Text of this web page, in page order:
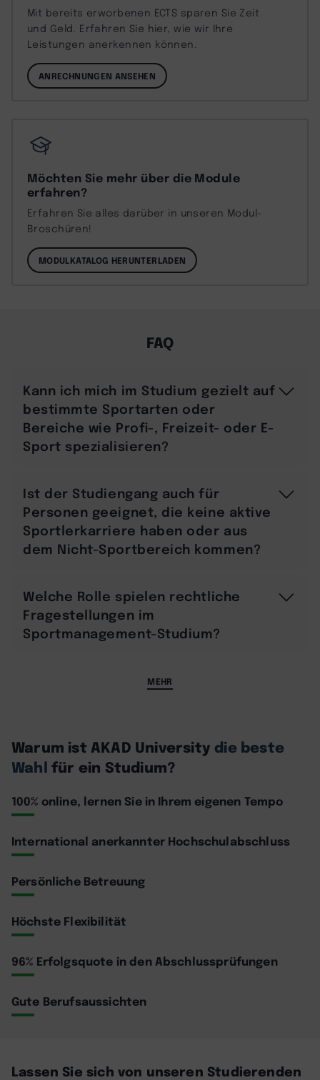
Mit bereits erworbenen ECTS sparen Sie Zeit
und Geld. Erfahren Sie hier, wie wir Ihre
Leistungen anerkennen können.
ANRECHNUNGEN ANSEHEN
Möchten Sie mehr über die Module
erfahren?
Erfahren Sie alles darüber in unseren Modul-
Broschüren!
MODULKATALOG HERUNTERLADEN
FAQ
Kann ich mich im Studium gezielt auf
bestimmte Sportarten oder
Bereiche wie Profi-, Freizeit- oder E-
Sport spezialisieren?
Ist der Studiengang auch für
Personen geeignet, die keine aktive
Sportlerkarriere haben oder aus
dem Nicht-Sportbereich kommen?
Welche Rolle spielen rechtliche
Fragestellungen im
Sportmanagement-Studium?
MEHR
Warum ist AKAD Universitydie beste
Wahl für ein Studium?
100% online, lernen Sie in Ihrem eigenen Tempo
International anerkannter Hochschulabschluss
Persönliche Betreuung
Höchste Flexibilität
96% Erfolgsquote in den Abschlussprüfungen
Gute Berufsaussichten
Lassen Sie sich von unseren Studierenden